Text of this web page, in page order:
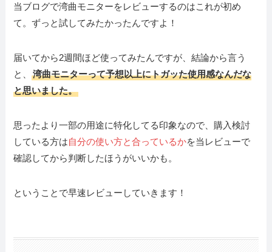
当ブログで湾曲モニターをレビューするのはこれが初め
て。ずっと試してみたかったんですよ！
届いてから2週間ほど使ってみたんですが、結論から言う
と、湾曲モニターって予想以上にトガッた使用感なんだな
と思いました。
思ったより一部の用途に特化してる印象なので、購入検討
している方は自分の使い方と合っているかを当レビューで
確認してから判断したほうがいいかも。
ということで早速レビューしていきます！